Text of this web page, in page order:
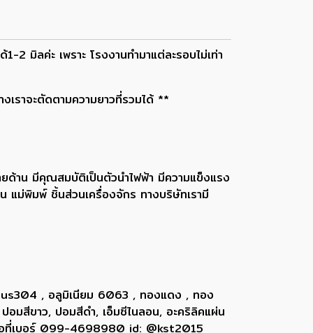
มิลค่ะ เพราะ โรงงานทำมาแต่ละรอบไม่เท่า
ราจะตัดตามความยาวที่รวมได้ **
ด้าน มีคุณสมบัติเป็นตัวนำไฟฟ้า มีความแข็งแรง
แม่พิมพ์ ชิ้นส่วนเครื่องจักร ทางบริษัทเรามี
, อลูมิเนียม 6063 , ทองแดง , ทอง
มสีขาว, ปอมสีดำ, เอ็มซีไนลอน, อะคริลิคแผ่น
ต่อที่เบอร์ 099-4698980 id: @kst2015